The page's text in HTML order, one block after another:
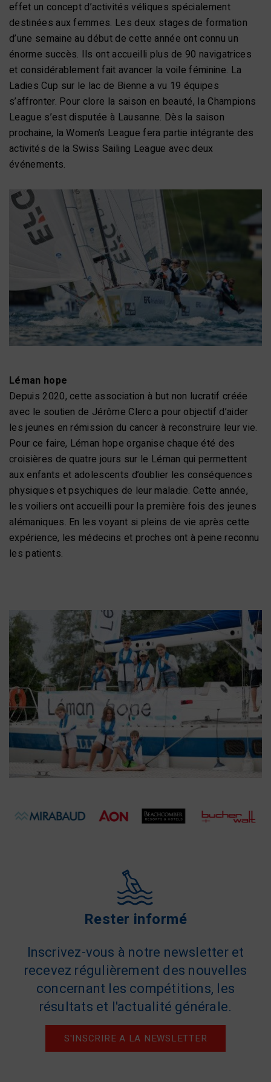
effet un concept d’activités véliques spécialement
destinées aux femmes. Les deux stages de formation
d’une semaine au début de cette année ont connu un
énorme succès. Ils ont accueilli plus de 90 navigatrices
et considérablement fait avancer la voile féminine. La
Ladies Cup sur le lac de Bienne a vu 19 équipes
s’affronter. Pour clore la saison en beauté, la Champions
League s’est disputée à Lausanne. Dès la saison
prochaine, la Women’s League fera partie intégrante des
activités de la Swiss Sailing League avec deux
événements.
Léman hope
Depuis 2020, cette association à but non lucratif créée
avec le soutien de Jérôme Clerc a pour objectif d’aider
les jeunes en rémission du cancer à reconstruire leur vie.
Pour ce faire, Léman hope organise chaque été des
croisières de quatre jours sur le Léman qui permettent
aux enfants et adolescents d’oublier les conséquences
physiques et psychiques de leur maladie. Cette année,
les voiliers ont accueilli pour la première fois des jeunes
alémaniques. En les voyant si pleins de vie après cette
expérience, les médecins et proches ont à peine reconnu
les patients.
Rester informé
Inscrivez-vous à notre newsletter et
recevez régulièrement des nouvelles
concernant les compétitions, les
résultats et l'actualité générale.
S'INSCRIRE A LA NEWSLETTER